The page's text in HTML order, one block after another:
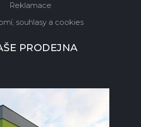
Reklamace
souhlasy a cookies
PRODEJNA